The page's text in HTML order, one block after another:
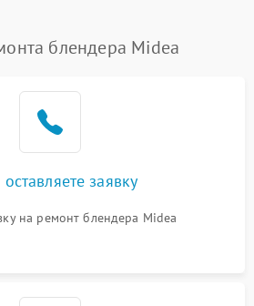
блендера Midea
заявку
на ремонт блендера Midea